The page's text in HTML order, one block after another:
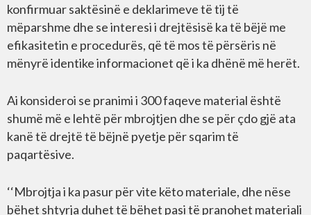
konfirmuar saktësinë e deklarimeve të tij të
mëparshme dhe se interesi i drejtësisë ka të bëjë me
efikasitetin e procedurës, që të mos të përsëris në
mënyrë identike informacionet që i ka dhënë më herët.
Ai konsideroi se pranimi i 300 faqeve material është
shumë më e lehtë për mbrojtjen dhe se për çdo gjë ata
kanë të drejtë të bëjnë pyetje për sqarim të
paqartësive.
‘‘Mbrojtja i ka pasur për vite këto materiale, dhe nëse
bëhet shtyrja duhet të bëhet pasi të pranohet materiali